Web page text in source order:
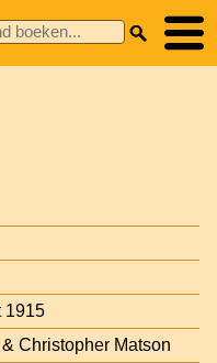
1915
Christopher Matson